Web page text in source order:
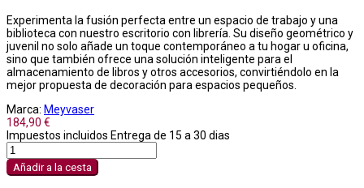
Experimenta la fusión perfecta entre un espacio de trabajo y una
biblioteca con nuestro escritorio con librería. Su diseño geométrico y
juvenil no solo añade un toque contemporáneo a tu hogar u oficina,
sino que también ofrece una solución inteligente para el
almacenamiento de libros y otros accesorios, convirtiéndolo en la
mejor propuesta de decoración para espacios pequeños.
Marca: Meyvaser
184,90 €
Impuestos incluidos Entrega de 15 a 30 dias
Añadir a la cesta